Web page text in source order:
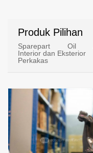
Produk Pilihan
Sparepart Oil
Interior dan Eksterior
Perkakas